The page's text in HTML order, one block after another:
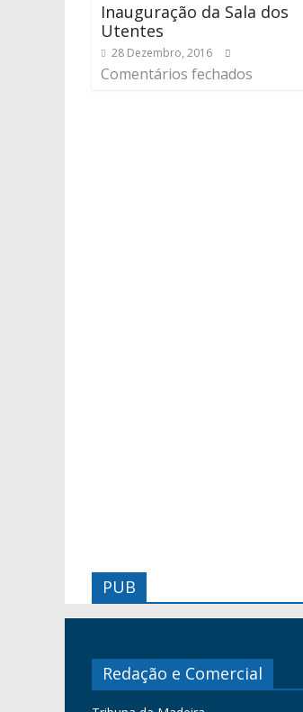
Inauguração da Sala dos
Utentes
28 Dezembro, 2016
Comentários fechados
PUB
Redação e Comercial